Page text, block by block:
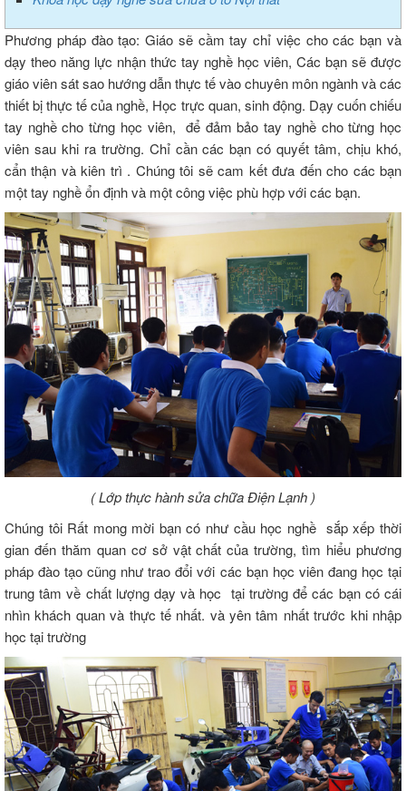
Phương pháp đào tạo: Giáo sẽ cầm tay chỉ việc cho các bạn và
dạy theo năng lực nhận thức tay nghề học viên, Các bạn sẽ được
giáo viên sát sao hướng dẫn thực tế vào chuyên môn ngành và các
thiết bị thực tế của nghề, Học trực quan, sinh động. Dạy cuốn chiếu
tay nghề cho từng học viên, để đảm bảo tay nghề cho từng học
viên sau khi ra trường. Chỉ cần các bạn có quyết tâm, chịu khó,
cẩn thận và kiên trì . Chúng tôi sẽ cam kết đưa đến cho các bạn
một tay nghề ổn định và một công việc phù hợp với các bạn.
( Lớp thực hành sửa chữa Điện Lạnh )
Chúng tôi Rất mong mời bạn có như cầu học nghề sắp xếp thời
gian đến thăm quan cơ sở vật chất của trường, tìm hiểu phương
pháp đào tạo cũng như trao đổi với các bạn học viên đang học tại
trung tâm về chất lượng dạy và học tại trường để các bạn có cái
nhìn khách quan và thực tế nhất. và yên tâm nhất trước khi nhập
học tại trường